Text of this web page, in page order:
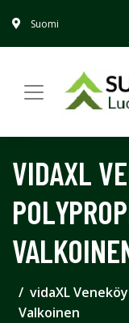
Suomi
VIDAXL
vidaXL
Valkoinen